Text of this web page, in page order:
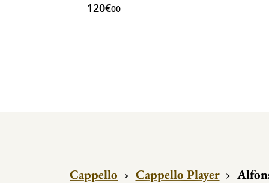
120€00
Cappello › Cappello Player ›